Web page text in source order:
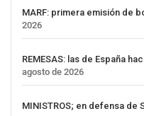
MARF: primera emisión de
2026
REMESAS: las de España
agosto de 2026
MINISTROS; en defensa de